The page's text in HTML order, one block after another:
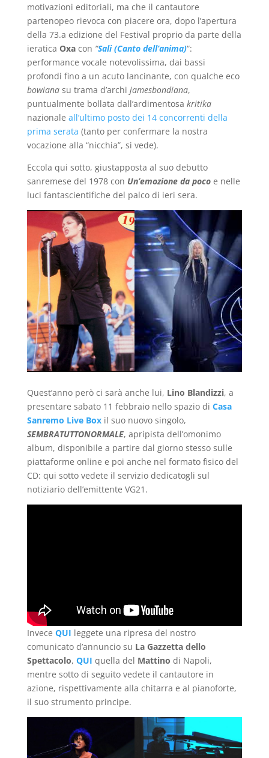
motivazioni editoriali, ma che il cantautore
partenopeo rievoca con piacere ora, dopo l’apertura
della 73.a edizione del Festival proprio da parte della
ieratica Oxacon “Sali (Canto dell’anima)“:
performance vocale notevolissima, dai bassi
profondi fino a un acuto lancinante, con qualche eco
bowianasu trama d’archi jamesbondiana,
puntualmente bollata dall’ardimentosa kritika
nazionale all’ultimo posto dei 14 concorrenti della
prima serata (tanto per confermare la nostra
vocazione alla “nicchia”, si vede).
Eccola qui sotto, giustapposta al suo debutto
sanremese del 1978 con Un’emozione da poco e nelle
luci fantascientifiche del palco di ieri sera.
Quest’anno però ci sarà anche lui, Lino Blandizzi, a
presentare sabato 11 febbraio nello spazio di Casa
Sanremo Live Boxil suo nuovo singolo,
SEMBRATUTTONORMALE, apripista dell’omonimo
album, disponibile a partire dal giorno stesso sulle
piattaforme online e poi anche nel formato fisico del
CD: qui sotto vedete il servizio dedicatogli sul
notiziario dell’emittente VG21.
Invece QUI leggete una ripresa del nostro
comunicato d’annuncio su La Gazzetta dello
Spettacolo, QUI quella del Mattino di Napoli,
mentre sotto di seguito vedete il cantautore in
azione, rispettivamente alla chitarra e al pianoforte,
il suo strumento principe.